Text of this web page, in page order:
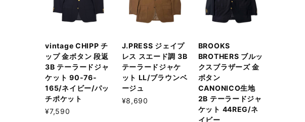
vintage CHIPP チ
ップ 金ボタン 段返
3B テーラードジャ
ケット 90-76-
165/ネイビー/パッ
チポケット
¥7,590
J.PRESS ジェイプ
レス スエード調 3B
テーラードジャケ
ット LL/ブラウンベ
ージュ
¥8,690
BROOKS
BROTHERS ブルッ
クスブラザーズ 金
ボタン
CANONICO生地
2B テーラードジャ
ケット 44REG/ネ
イビー